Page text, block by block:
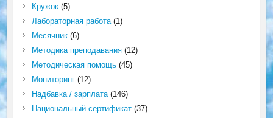
Кружок(5)
Лабораторная работа(1)
Месячник(6)
Методика преподавания(12)
Методическая помощь(45)
Мониторинг(12)
Надбавка / зарплата(146)
Национальный сертификат(37)